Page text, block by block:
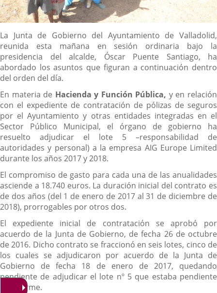
Descripción
La Junta de Gobierno del Ayuntamiento de Valladolid,
reunida esta mañana en sesión ordinaria bajo la
presidencia del alcalde, Óscar Puente Santiago, ha
abordado los asuntos que figuran a continuación dentro
del orden del día.
En materia de Hacienda y Función Pública, y en relación
con el expediente de contratación de pólizas de seguros
por el Ayuntamiento y otras entidades integradas en el
Sector Público Municipal, el órgano de gobierno ha
resuelto adjudicar el lote 5 –responsabilidad de
autoridades y personal) a la empresa AIG Europe Limited
durante los años 2017 y 2018.
El compromiso de gasto para cada una de las anualidades
asciende a 18.740 euros. La duración inicial del contrato es
de dos años (del 1 de enero de 2017 al 31 de diciembre de
2018), prorrogables por otros dos.
El expediente inicial de contratación se aprobó por
acuerdo de la Junta de Gobierno, de fecha 26 de octubre
de 2016. Dicho contrato se fraccionó en seis lotes, cinco de
los cuales se adjudicaron por acuerdo de la Junta de
Gobierno de fecha 18 de enero de 2017, quedando
pendiente de adjudicar el lote nº 5 que estaba pendiente
de informe.